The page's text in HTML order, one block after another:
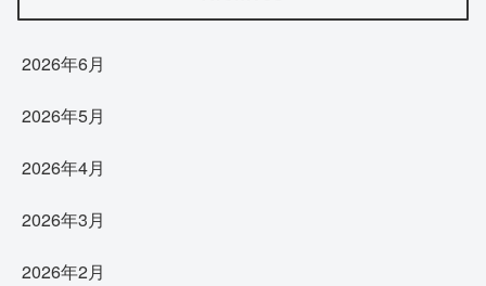
2026年6月
2026年5月
2026年4月
2026年3月
2026年2月